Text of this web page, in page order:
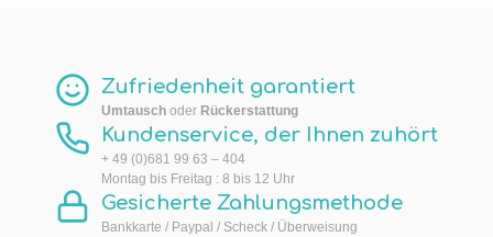
Zufriedenheit garantiert
Umtausch oder Rückerstattung
Kundenservice, der Ihnen zuhört
+ 49 (0)681 99 63 – 404
Montag bis Freitag : 8 bis 12 Uhr
Gesicherte Zahlungsmethode
Bankkarte / Paypal / Scheck / Überweisung